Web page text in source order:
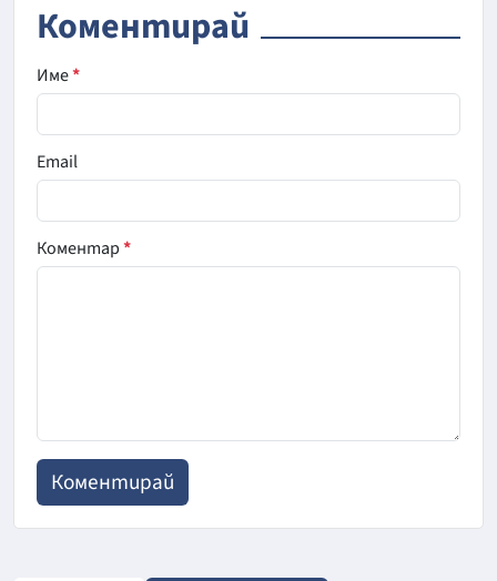
Коментирай
Име*
Email
Коментар*